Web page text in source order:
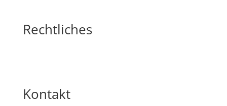
Rechtliches
Kontakt